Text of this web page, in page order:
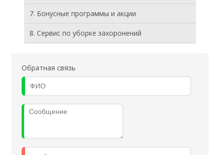
7. Бонусные программы и акции
8. Cервис по уборке захоронений
Обратная связь